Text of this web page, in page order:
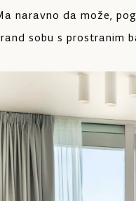
naravno da može,
sobu s prostranim